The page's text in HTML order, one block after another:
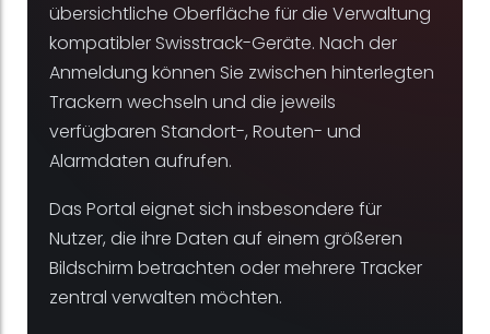
übersichtliche Oberfläche für die Verwaltung
kompatibler Swisstrack-Geräte. Nach der
Anmeldung können Sie zwischen hinterlegten
Trackern wechseln und die jeweils
verfügbaren Standort-, Routen- und
Alarmdaten aufrufen.
Das Portal eignet sich insbesondere für
Nutzer, die ihre Daten auf einem größeren
Bildschirm betrachten oder mehrere Tracker
zentral verwalten möchten.